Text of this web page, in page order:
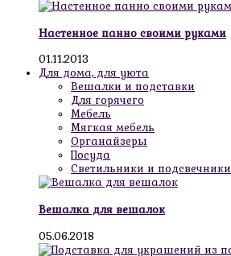
Настенное панно своими руками
01.11.2013
Для дома, для уюта
Вешалки и подставки
Для горячего
Мебель
Мягкая мебель
Органайзеры
Посуда
Светильники и подсвечники
Вешалка для вешалок
05.06.2018